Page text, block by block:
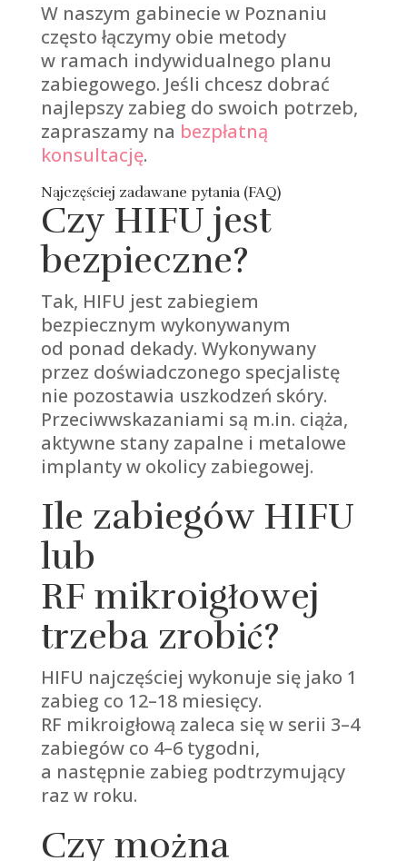
W naszym gabinecie w Poznaniu
często łączymy obie metody
w ramach indywidualnego planu
zabiegowego. Jeśli chcesz dobrać
najlepszy zabieg do swoich potrzeb,
zapraszamy na bezpłatną
konsultację.
Najczęściej zadawane pytania (FAQ)
Czy HIFU jest
bezpieczne?
Tak, HIFU jest zabiegiem
bezpiecznym wykonywanym
od ponad dekady. Wykonywany
przez doświadczonego specjalistę
nie pozostawia uszkodzeń skóry.
Przeciwwskazaniami są m.in. ciąża,
aktywne stany zapalne i metalowe
implanty w okolicy zabiegowej.
Ile zabiegów HIFU
lub
RF mikroigłowej
trzeba zrobić?
HIFU najczęściej wykonuje się jako 1
zabieg co 12–18 miesięcy.
RF mikroigłową zaleca się w serii 3–4
zabiegów co 4–6 tygodni,
a następnie zabieg podtrzymujący
raz w roku.
Czy można